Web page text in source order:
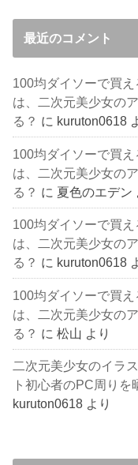
最近のコメント
100均ダイソーで買
は、二次元美少女の
る？ に kuruton0618
100均ダイソーで買
は、二次元美少女の
る？ に 夏色のエデン
100均ダイソーで買
は、二次元美少女の
る？ に kuruton0618
100均ダイソーで買
は、二次元美少女の
る？ に松山 より
二次元美少女のイラ
ト初心者のPC周りを
kuruton0618 より